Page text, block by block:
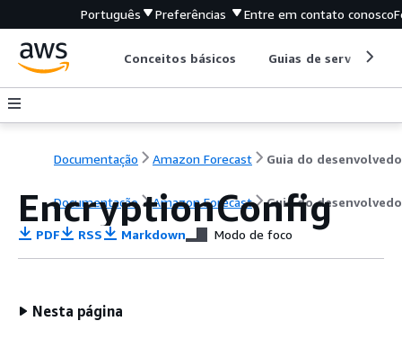
Português Preferências Entre em contato conosco
Conceitos básicos Guias de serviço
Documentação Amazon Forecast Guia do
Documentação Amazon Forecast Guia do
EncryptionConfig
PDF RSS Markdown Modo de foco
Nesta página